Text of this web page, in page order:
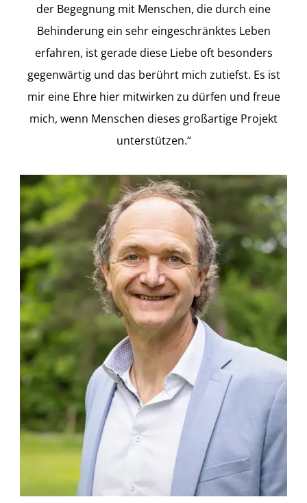
der Begegnung mit Menschen, die durch eine
Behinderung ein sehr eingeschränktes Leben
erfahren, ist gerade diese Liebe oft besonders
gegenwärtig und das berührt mich zutiefst. Es ist
mir eine Ehre hier mitwirken zu dürfen und freue
mich, wenn Menschen dieses großartige Projekt
unterstützen.“